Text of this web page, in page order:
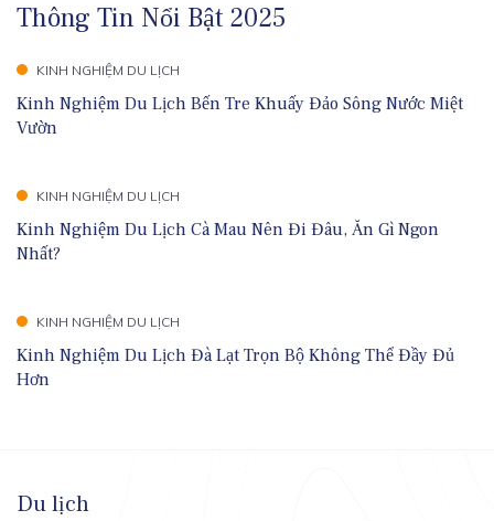
Thông Tin Nổi Bật 2025
KINH NGHIỆM DU LỊCH
Kinh Nghiệm Du Lịch Bến Tre Khuấy Đảo Sông Nước Miệt
Vườn
KINH NGHIỆM DU LỊCH
Kinh Nghiệm Du Lịch Cà Mau Nên Đi Đâu, Ăn Gì Ngon
Nhất?
KINH NGHIỆM DU LỊCH
Kinh Nghiệm Du Lịch Đà Lạt Trọn Bộ Không Thể Đầy Đủ
Hơn
Du lịch